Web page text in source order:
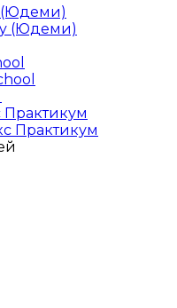
(Юдеми)
(Юдеми)
Практикум